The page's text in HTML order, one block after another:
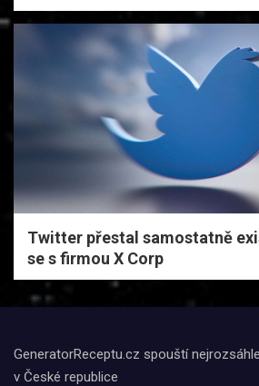
Twitter přestal samostatně
se s firmou X Corp
GeneratorReceptu.cz spouští
v České republice